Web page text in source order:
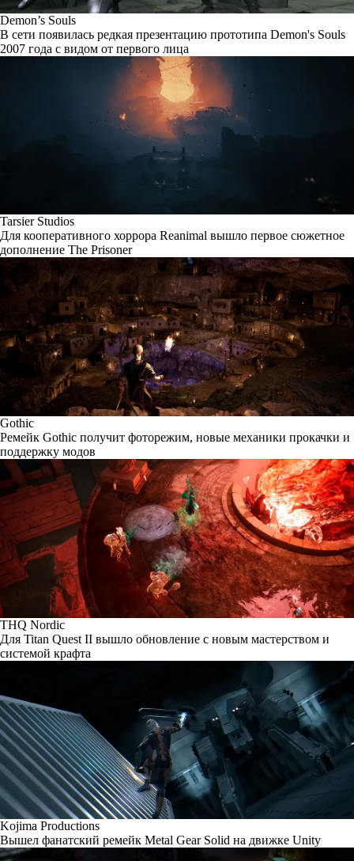
Demon’s Souls
В сети появилась редкая презентацию прототипа Demon's Souls
2007 года с видом от первого лица
Tarsier Studios
Для кооперативного хоррора Reanimal вышло первое сюжетное
дополнение The Prisoner
Gothic
Ремейк Gothic получит фоторежим, новые механики прокачки и
поддержку модов
THQ Nordic
Для Titan Quest II вышло обновление с новым мастерством и
системой крафта
Kojima Productions
Вышел фанатский ремейк Metal Gear Solid на движке Unity